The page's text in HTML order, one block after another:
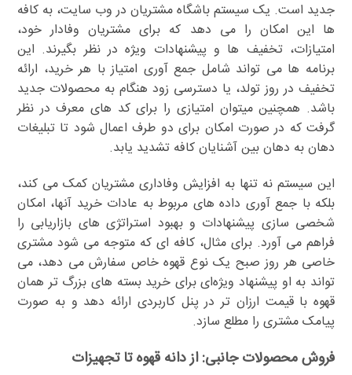
جدید است. یک سیستم باشگاه مشتریان در وب سایت، به کافه
ها این امکان را می دهد که برای مشتریان وفادار خود،
امتیازات، تخفیف ها و پیشنهادات ویژه در نظر بگیرند. این
برنامه ها می تواند شامل جمع آوری امتیاز با هر خرید، ارائه
تخفیف در روز تولد، یا دسترسی زود هنگام به محصولات جدید
باشد. همچنین میتوان امتیازی را برای کد های معرف در نظر
گرفت که در صورت امکان برای دو طرف اعمال شود تا تبلیغات
دهان به دهان بین آشنایان کافه تشدید یابد.
این سیستم نه تنها به افزایش وفاداری مشتریان کمک می کند،
بلکه با جمع آوری داده های مربوط به عادات خرید آنها، امکان
شخصی سازی پیشنهادات و بهبود استراتژی های بازاریابی را
فراهم می آورد. برای مثال، کافه ای که متوجه می شود مشتری
خاصی هر روز صبح یک نوع قهوه خاص سفارش می دهد، می
تواند به او پیشنهاد ویژه‌ای برای خرید بسته های بزرگ تر همان
قهوه با قیمت ارزان تر در پنل کاربردی ارائه دهد و به صورت
پیامک مشتری را مطلع سازد.
فروش محصولات جانبی: از دانه قهوه تا تجهیزات